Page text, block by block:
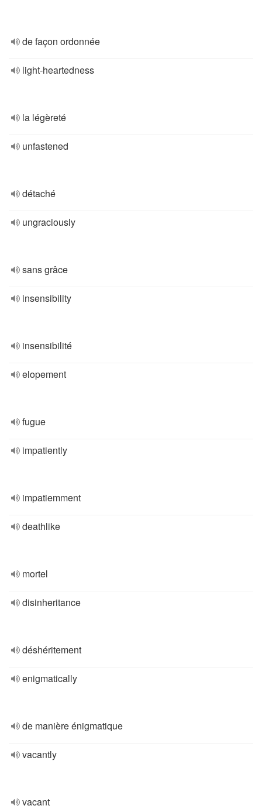
de façon ordonnée
light-heartedness
la légèreté
unfastened
détaché
ungraciously
sans grâce
insensibility
insensibilité
elopement
fugue
impatiently
impatiemment
deathlike
mortel
disinheritance
déshéritement
enigmatically
de manière énigmatique
vacantly
vacant